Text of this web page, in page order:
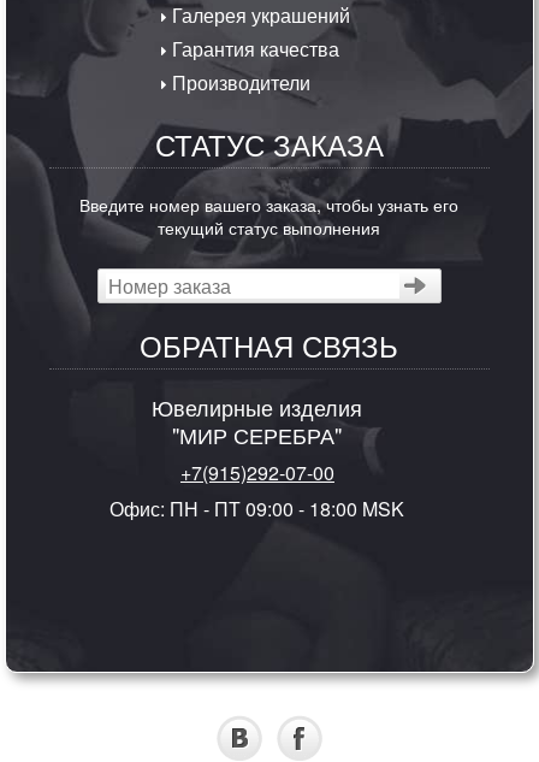
Галерея украшений
Гарантия качества
Производители
СТАТУС ЗАКАЗА
Введите номер вашего заказа, чтобы узнать его
текущий статус выполнения
ОБРАТНАЯ СВЯЗЬ
Ювелирные изделия
"МИР СЕРЕБРА"
+7(915)292-07-00
Офис: ПН - ПТ 09:00 - 18:00 MSK